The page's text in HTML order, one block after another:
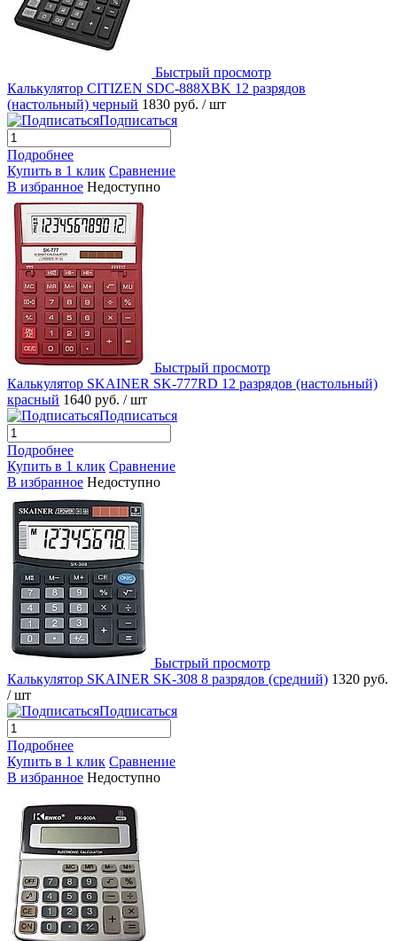
Быстрый просмотр
Калькулятор CITIZEN SDC-888XBK 12 разрядов
(настольный) черный 1830 руб. / шт
Подписаться
Подробнее
Купить в 1 клик Сравнение
В избранное Недоступно
Быстрый просмотр
Калькулятор SKAINER SK-777RD 12 разрядов (настольный)
красный 1640 руб. / шт
Подписаться
Подробнее
Купить в 1 клик Сравнение
В избранное Недоступно
Быстрый просмотр
Калькулятор SKAINER SK-308 8 разрядов (средний) 1320 руб.
/ шт
Подписаться
Подробнее
Купить в 1 клик Сравнение
В избранное Недоступно